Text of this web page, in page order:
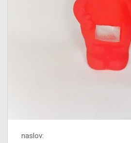
naslov: